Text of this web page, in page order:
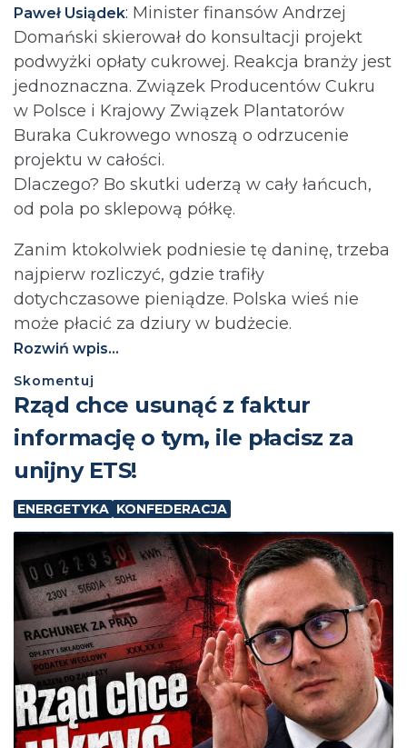
Paweł Usiądek: Minister finansów Andrzej
Domański skierował do konsultacji projekt
podwyżki opłaty cukrowej. Reakcja branży jest
jednoznaczna. Związek Producentów Cukru
w Polsce i Krajowy Związek Plantatorów
Buraka Cukrowego wnoszą o odrzucenie
projektu w całości.
Dlaczego? Bo skutki uderzą w cały łańcuch,
od pola po sklepową półkę.
Zanim ktokolwiek podniesie tę daninę, trzeba
najpierw rozliczyć, gdzie trafiły
dotychczasowe pieniądze. Polska wieś nie
może płacić za dziury w budżecie.⁩
Rozwiń wpis...
Skomentuj
Rząd chce usunąć z faktur
informację o tym, ile płacisz za
unijny ETS!
ENERGETYKA KONFEDERACJA